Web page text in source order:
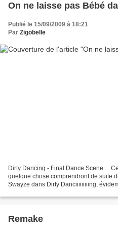
On ne laisse pas Bébé
Publié le 15/09/2009 à 18:21
Par Zigobelle
Dirty Dancing - Final Dance Scene ...
quelque chose comprendront de suite
Swayze dans Dirty Danciiiiiiiiing,
Remake